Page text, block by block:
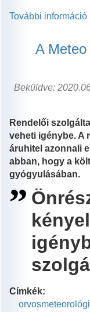
További információ
A
Beküldve:
Rendelői
veheti igénybe. A
áruhitel azonnali
abban, hogy a
gyógyulásában.
Címkék: